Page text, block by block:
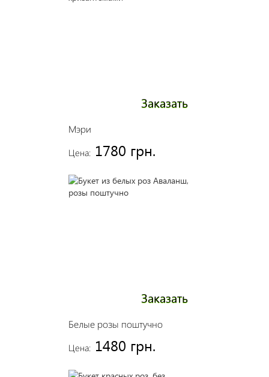
Мэри
Цена: 1780 грн.
Заказать
Белые розы поштучно
Цена: 1480 грн.
Заказать